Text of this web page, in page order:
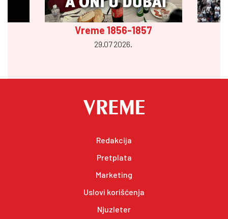
Vreme 1856-1857
29.07 2026.
Redakcija
Pretplata
Marketing
Uslovi korišćenja
Njuzleter